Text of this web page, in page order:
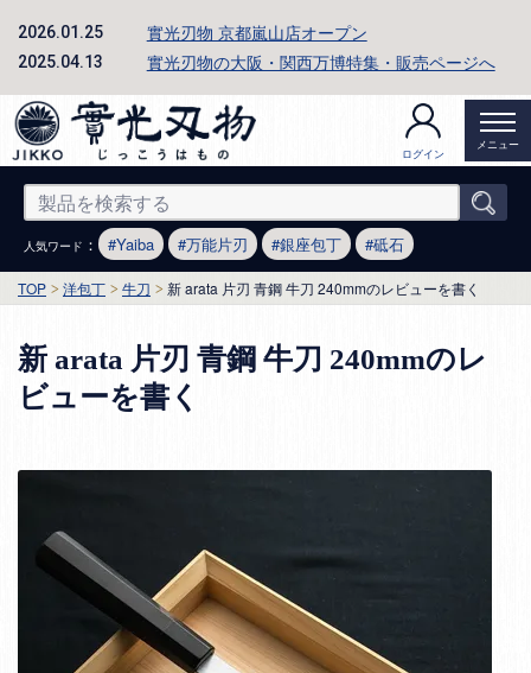
2026.01.25 實光刃物 京都嵐山店オープン
2025.04.13 實光刃物の大阪・関西万博特集・販売ページへ
ログイン
メニュー
人気ワード ： Yaiba 万能片刃 銀座包丁 砥石
TOP 洋包丁 牛刀 新 arata 片刃 青鋼 牛刀 240mmのレビューを書く
新 arata 片刃 青鋼 牛刀 240mmのレ
ビューを書く